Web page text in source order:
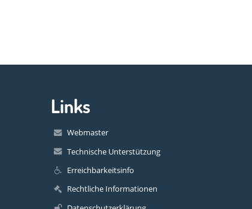
Links
Webmaster
Technische Unterstützung
Erreichbarkeitsinfo
Rechtliche Informationen